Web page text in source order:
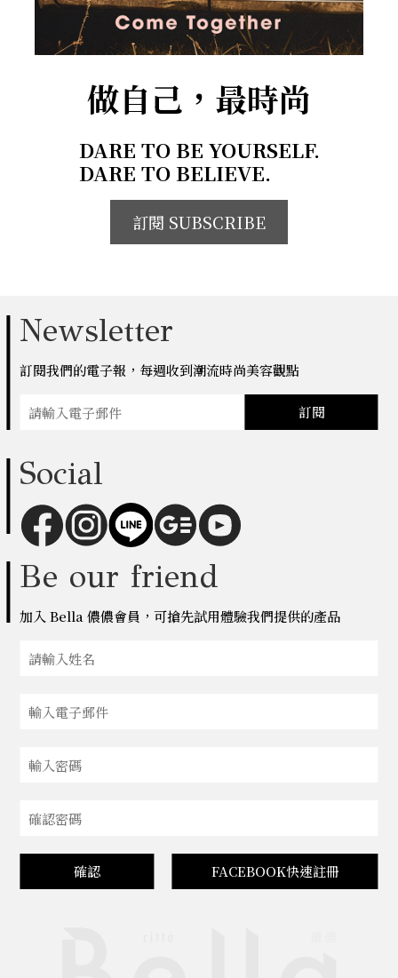
做自己，最時尚
DARE TO BE YOURSELF.
DARE TO BELIEVE.
訂閱 SUBSCRIBE
Newsletter
訂閱我們的電子報，每週收到潮流時尚美容觀點
訂閱
Social
Be our friend
加入 Bella 儂儂會員，可搶先試用體驗我們提供的產品
確認 FACEBOOK快速註冊